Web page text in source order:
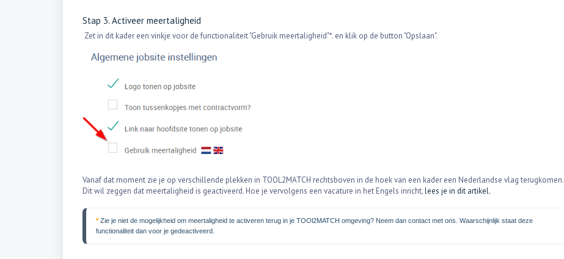
Stap 3. Activeer meertaligheid
Zet in dit kader een vinkje voor de functionaliteit "Gebruik meertaligheid"*. en klik op de button "Opslaan".
Vanaf dat moment zie je op verschillende plekken in TOOL2MATCH rechtsboven in de hoek van een kader een Nederlandse vlag terugkomen.
Dit wil zeggen dat meertaligheid is geactiveerd. Hoe je vervolgens een vacature in het Engels inricht,lees je in dit artikel.
* Zie je niet de mogelijkheid om meertaligheid te activeren terug in je TOOl2MATCH omgeving? Neem dan contact met ons. Waarschijnlijk staat deze
functionaliteit dan voor je gedeactiveerd.